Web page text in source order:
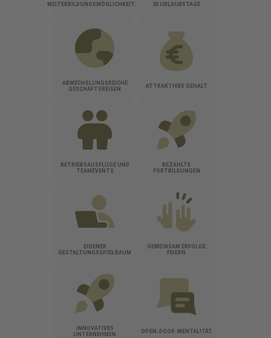
WEITERBILDUNGSMÖGLICHKEITEN 30 URLAUBSTAGE
ABWECHSLUNGSREICHE
GESCHÄFTSREISEN
ATTRAKTIVES GEHALT
BETRIEBSAUSFLÜGE UND
TEAMEVENTS
BEZAHLTE
FORTBILDUNGEN
EIGENER
GESTALTUNGSSPIELRAUM
GEMEINSAM ERFOLGE
FEIERN
INNOVATIVES
UNTERNEHMEN
OPEN-DOOR-MENTALITÄT